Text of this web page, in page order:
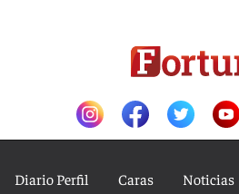
Diario Perfil Caras Noticias